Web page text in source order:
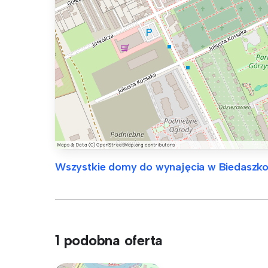
Wszystkie domy do wynajęcia w
1 podobna oferta